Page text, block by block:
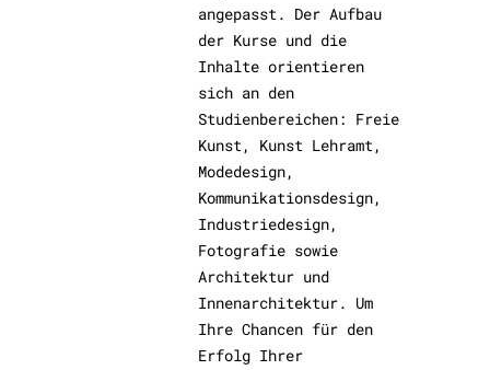
angepasst. Der Aufbau
der Kurse und die
Inhalte orientieren
sich an den
Studienbereichen: Freie
Kunst, Kunst Lehramt,
Modedesign,
Kommunikationsdesign,
Industriedesign,
Fotografie sowie
Architektur und
Innenarchitektur. Um
Ihre Chancen für den
Erfolg Ihrer